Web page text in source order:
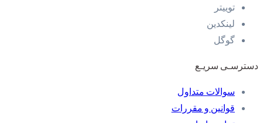
توییتر
لینکدین
گوگل
دسترسـی سریـع
سوالات متداول
قوانین و مقررات